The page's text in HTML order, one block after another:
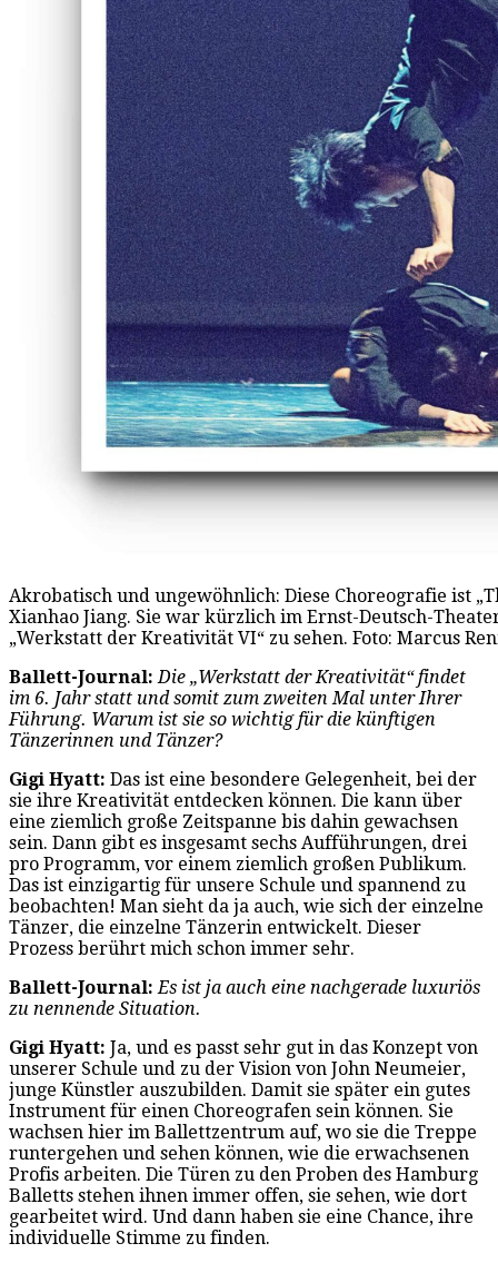
Akrobatisch und ungewöhnlich: Diese Choreografie ist
Xianhao Jiang. Sie war kürzlich im Ernst-Deutsch-
„Werkstatt der Kreativität VI“ zu sehen. Foto: Marcus
Ballett-Journal:Die „Werkstatt der Kreativität“ findet
im 6. Jahr statt und somit zum zweiten Mal unter Ihrer
Führung. Warum ist sie so wichtig für die künftigen
Tänzerinnen und Tänzer?
Gigi Hyatt: Das ist eine besondere Gelegenheit, bei der
sie ihre Kreativität entdecken können. Die kann über
eine ziemlich große Zeitspanne bis dahin gewachsen
sein. Dann gibt es insgesamt sechs Aufführungen, drei
pro Programm, vor einem ziemlich großen Publikum.
Das ist einzigartig für unsere Schule und spannend zu
beobachten! Man sieht da ja auch, wie sich der einzelne
Tänzer, die einzelne Tänzerin entwickelt. Dieser
Prozess berührt mich schon immer sehr.
Ballett-Journal: Es ist ja auch eine nachgerade luxuriös
zu nennende Situation.
Gigi Hyatt: Ja, und es passt sehr gut in das Konzept von
unserer Schule und zu der Vision von John Neumeier,
junge Künstler auszubilden. Damit sie später ein gutes
Instrument für einen Choreografen sein können. Sie
wachsen hier im Ballettzentrum auf, wo sie die Treppe
runtergehen und sehen können, wie die erwachsenen
Profis arbeiten. Die Türen zu den Proben des Hamburg
Balletts stehen ihnen immer offen, sie sehen, wie dort
gearbeitet wird. Und dann haben sie eine Chance, ihre
individuelle Stimme zu finden.